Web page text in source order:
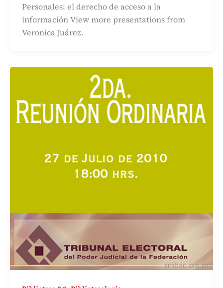
Personales: el derecho de acceso a la
información View more presentations from
Veronica Juárez.